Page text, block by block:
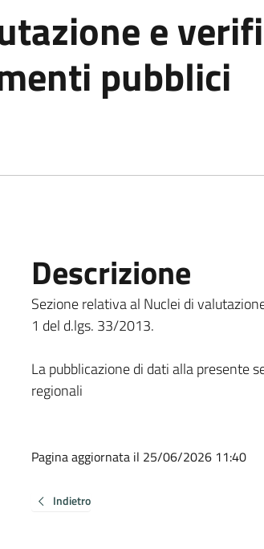
e
pubblici
Descrizione
Sezione relativa al Nuclei di
1 del d.lgs. 33/2013.
La pubblicazione di dati alla presente
regionali
Pagina aggiornata il 25/06/2026 11:40
Indietro